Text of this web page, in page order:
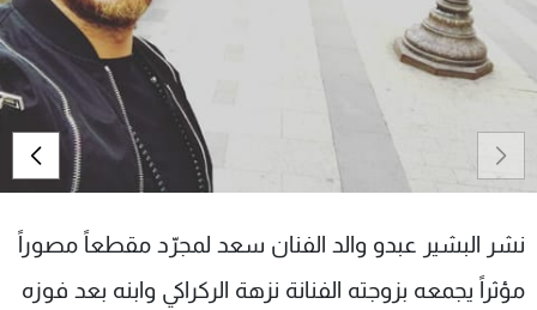
نشر البشير عبدو والد الفنان سعد لمجرّد مقطعاً مصوراً
مؤثراً يجمعه بزوجته الفنانة نزهة الركراكي وابنه بعد فوزه
البرامج
جدول البرامج
شاهد البرامج
الترددات
الإنـتـاج
تواصل معنا